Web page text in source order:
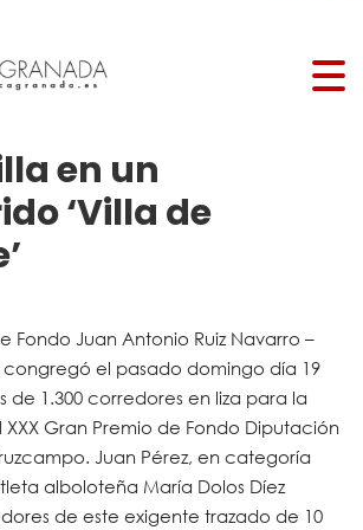
en un
‘Villa de
Fondo Juan Antonio Ruiz Navarro –
el pasado domingo día 19
de 1.300 corredores en liza para la
Gran Premio de Fondo Diputación
Juan Pérez, en categoría
alboloteña María Dolos Díez
de este exigente trazado de 10